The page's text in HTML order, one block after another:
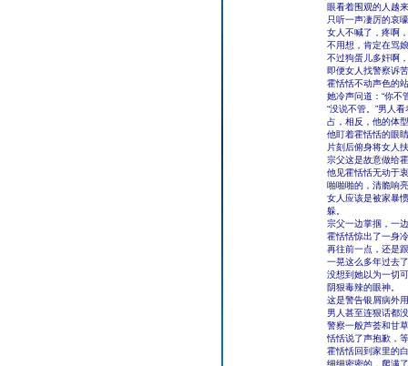
眼看着围观的人越
只听一声凄厉的哀
女人不喊了，疼啊
不用想，肯定在骂
不过狗蛋儿多奸啊
即便女人找警察诉
霍恬恬不动声色的
她冷声问道：“你不
“没说不管。”男人
占，相反，他的体
他盯着霍恬恬的眼
片刻后俯身将女人
宗父这是故意做给
他见霍恬恬无动于
啪啪啪的，清脆响
女人应该是被家暴
躲。
宗父一边掌掴，一
霍恬恬惊出了一身
再往前一点，还是
一晃这么多年过去
没想到她以为一切
阴狠毒辣的眼神。
这是警告银屑病外
男人甚至连狠话都
警察一般芦荟和甘
恬恬说了声抱歉，
霍恬恬回到家里的
细细密密的，爬满